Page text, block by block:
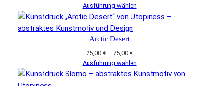
25,00 €
bis
Ausführung wählen
Arctic Desert
25,00 € – 75,00 €Preisspanne:
25,00 €
bis
Ausführung wählen